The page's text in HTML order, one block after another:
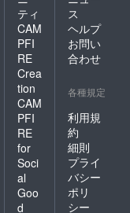
ティ
CAM
PFI
RE
Crea
tion
CAM
PFI
RE
for
Soci
al
Goo
d
ス
ヘルプ
お問い
合わせ
各種規定
利用規
約
細則
プライ
バシー
ポリ
シー